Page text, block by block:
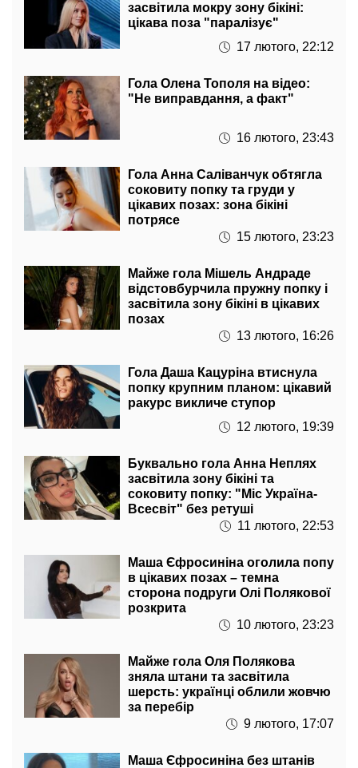
засвітила мокру зону бікіні:
цікава поза "паралізує"
17 лютого, 22:12
Гола Олена Тополя на відео:
"Не виправдання, а факт"
16 лютого, 23:43
Гола Анна Саліванчук обтягла
соковиту попку та груди у
цікавих позах: зона бікіні
потрясе
15 лютого, 23:23
Майже гола Мішель Андраде
відстовбурчила пружну попку і
засвітила зону бікіні в цікавих
позах
13 лютого, 16:26
Гола Даша Кацуріна втиснула
попку крупним планом: цікавий
ракурс викличе ступор
12 лютого, 19:39
Буквально гола Анна Неплях
засвітила зону бікіні та
соковиту попку: "Міс Україна-
Всесвіт" без ретуші
11 лютого, 22:53
Маша Єфросиніна оголила попу
в цікавих позах – темна
сторона подруги Олі Полякової
розкрита
10 лютого, 23:23
Майже гола Оля Полякова
зняла штани та засвітила
шерсть: українці облили жовчю
за перебір
9 лютого, 17:07
Маша Єфросиніна без штанів